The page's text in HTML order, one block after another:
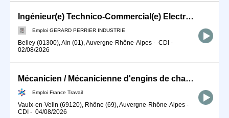
Ingénieur(e) Technico-Commercial(e) Electronique (F/H)
Emploi GERARD PERRIER INDUSTRIE
Belley (01300), Ain (01), Auvergne-Rhône-Alpes - CDI -
02/08/2026
Mécanicien / Mécanicienne d'engins de chantier et de travaux publ (H/F)
Emploi France Travail
Vaulx-en-Velin (69120), Rhône (69), Auvergne-Rhône-Alpes -
CDI - 04/08/2026